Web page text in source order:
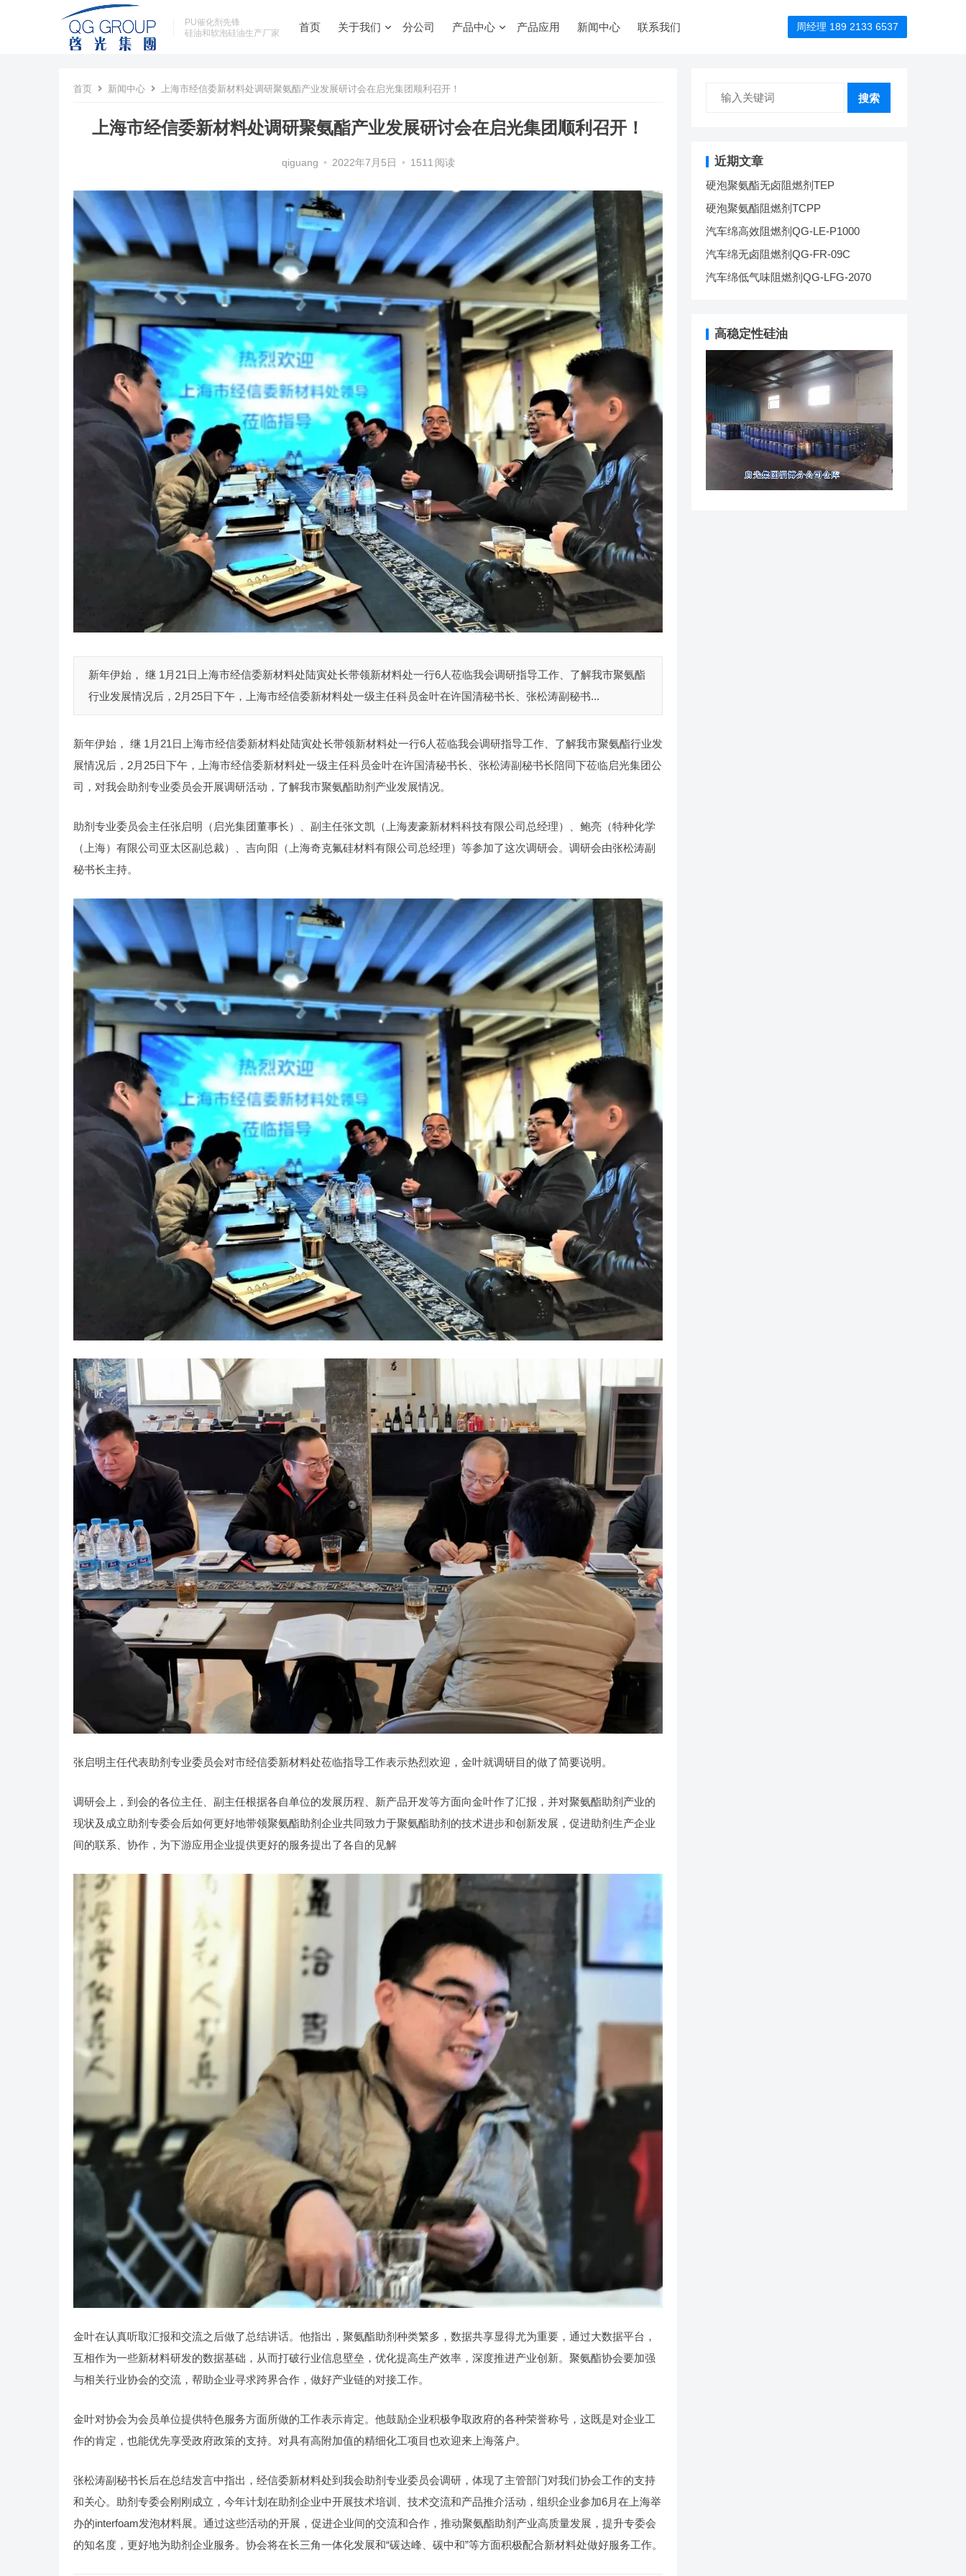
PU催化剂先锋
硅油和软泡硅油生产厂家
首页 关于我们 分公司 产品中心 产品应用 新闻中心 联系我们 周经理 189 2133 6537
首页 新闻中心 上海市经信委新材料处调研聚氨酯产业发展研讨会在启光集团顺利召开！
上海市经信委新材料处调研聚氨酯产业发展研讨会在启光集团顺利召开！
qiguang • 2022年7月5日 • 1511 阅读
新年伊始， 继 1月21日上海市经信委新材料处陆寅处长带领新材料处一行6人莅临我会调研指导工作、了解我市聚氨酯
行业发展情况后，2月25日下午，上海市经信委新材料处一级主任科员金叶在许国清秘书长、张松涛副秘书...
新年伊始， 继 1月21日上海市经信委新材料处陆寅处长带领新材料处一行6人莅临我会调研指导工作、了解我市聚氨酯行业发
展情况后，2月25日下午，上海市经信委新材料处一级主任科员金叶在许国清秘书长、张松涛副秘书长陪同下莅临启光集团公
司，对我会助剂专业委员会开展调研活动，了解我市聚氨酯助剂产业发展情况。
助剂专业委员会主任张启明（启光集团董事长）、副主任张文凯（上海麦豪新材料科技有限公司总经理）、鲍亮（特种化学
（上海）有限公司亚太区副总裁）、吉向阳（上海奇克氟硅材料有限公司总经理）等参加了这次调研会。调研会由张松涛副
秘书长主持。
张启明主任代表助剂专业委员会对市经信委新材料处莅临指导工作表示热烈欢迎，金叶就调研目的做了简要说明。
调研会上，到会的各位主任、副主任根据各自单位的发展历程、新产品开发等方面向金叶作了汇报，并对聚氨酯助剂产业的
现状及成立助剂专委会后如何更好地带领聚氨酯助剂企业共同致力于聚氨酯助剂的技术进步和创新发展，促进助剂生产企业
间的联系、协作，为下游应用企业提供更好的服务提出了各自的见解
金叶在认真听取汇报和交流之后做了总结讲话。他指出，聚氨酯助剂种类繁多，数据共享显得尤为重要，通过大数据平台，
互相作为一些新材料研发的数据基础，从而打破行业信息壁垒，优化提高生产效率，深度推进产业创新。聚氨酯协会要加强
与相关行业协会的交流，帮助企业寻求跨界合作，做好产业链的对接工作。
金叶对协会为会员单位提供特色服务方面所做的工作表示肯定。他鼓励企业积极争取政府的各种荣誉称号，这既是对企业工
作的肯定，也能优先享受政府政策的支持。对具有高附加值的精细化工项目也欢迎来上海落户。
张松涛副秘书长后在总结发言中指出，经信委新材料处到我会助剂专业委员会调研，体现了主管部门对我们协会工作的支持
和关心。助剂专委会刚刚成立，今年计划在助剂企业中开展技术培训、技术交流和产品推介活动，组织企业参加6月在上海举
办的interfoam发泡材料展。通过这些活动的开展，促进企业间的交流和合作，推动聚氨酯助剂产业高质量发展，提升专委会
的知名度，更好地为助剂企业服务。协会将在长三角一体化发展和“碳达峰、碳中和”等方面积极配合新材料处做好服务工作。
搜索
近期文章
硬泡聚氨酯无卤阻燃剂TEP
硬泡聚氨酯阻燃剂TCPP
汽车绵高效阻燃剂QG-LE-P1000
汽车绵无卤阻燃剂QG-FR-09C
汽车绵低气味阻燃剂QG-LFG-2070
高稳定性硅油